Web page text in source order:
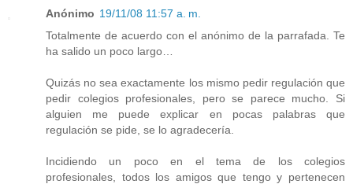
Anónimo 19/11/08 11:57 a. m.
Totalmente de acuerdo con el anónimo de la parrafada. Te
ha salido un poco largo…
Quizás no sea exactamente los mismo pedir regulación que
pedir colegios profesionales, pero se parece mucho. Si
alguien me puede explicar en pocas palabras que
regulación se pide, se lo agradecería.
Incidiendo un poco en el tema de los colegios
profesionales, todos los amigos que tengo y pertenecen